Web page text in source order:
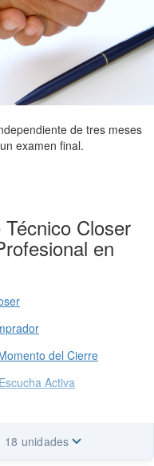
de tres meses
examen final.
Closer
en
del Cierre
Activa
18 unidades